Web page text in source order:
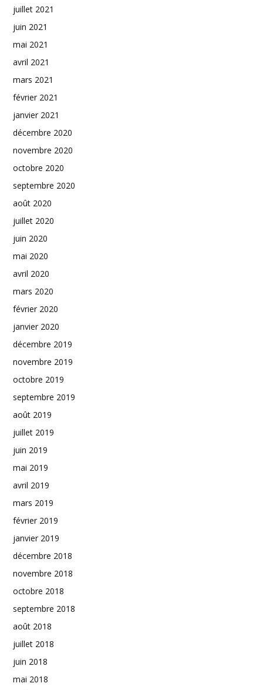
juillet 2021
juin 2021
mai 2021
avril 2021
mars 2021
février 2021
janvier 2021
décembre 2020
novembre 2020
octobre 2020
septembre 2020
août 2020
juillet 2020
juin 2020
mai 2020
avril 2020
mars 2020
février 2020
janvier 2020
décembre 2019
novembre 2019
octobre 2019
septembre 2019
août 2019
juillet 2019
juin 2019
mai 2019
avril 2019
mars 2019
février 2019
janvier 2019
décembre 2018
novembre 2018
octobre 2018
septembre 2018
août 2018
juillet 2018
juin 2018
mai 2018